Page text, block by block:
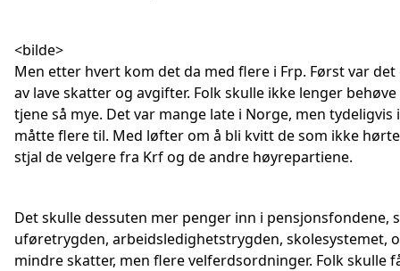
<bilde>
Men etter hvert kom det da med flere i Frp. Først var
av lave skatter og avgifter. Folk skulle ikke lenger
tjene så mye. Det var mange late i Norge, men
måtte flere til. Med løfter om å bli kvitt de som ikke
stjal de velgere fra Krf og de andre høyrepartiene.
Det skulle dessuten mer penger inn i pensjonsfondene,
uføretrygden, arbeidsledighetstrygden, skolesystemet,
mindre skatter, men flere velferdsordninger. Folk skulle